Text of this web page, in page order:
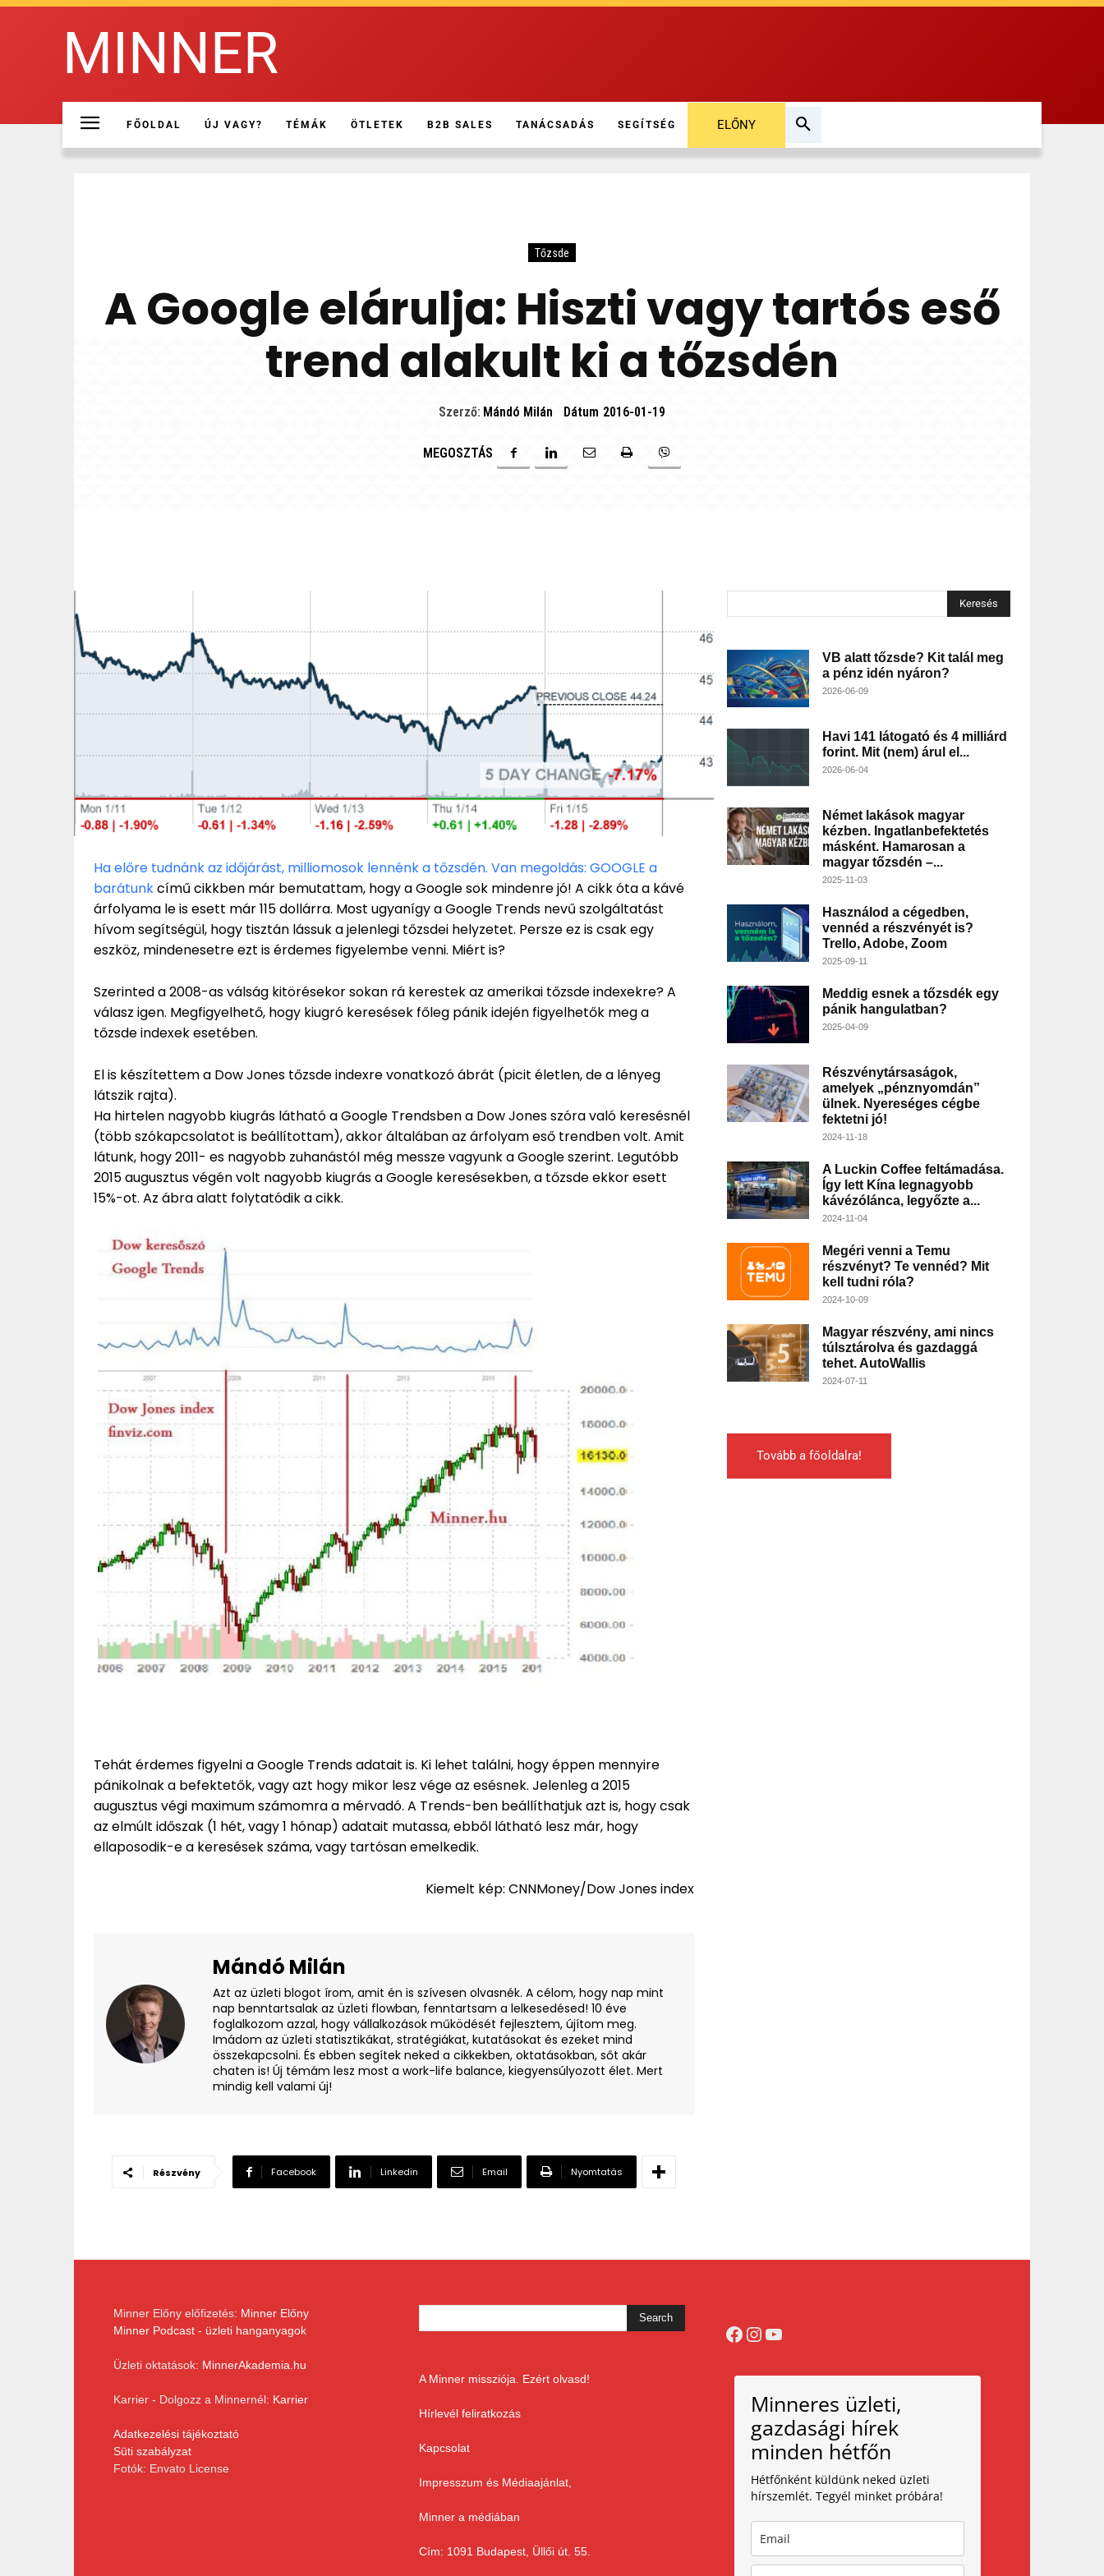
MINNER
FŐOLDAL ÚJ VAGY? TÉMÁK ÖTLETEK B2B SALES TANÁCSADÁS SEGÍTSÉG ELŐNY
Tőzsde
A Google elárulja: Hiszti vagy tartós eső
trend alakult ki a tőzsdén
Szerző: Mándó Milán Dátum 2016-01-19
MEGOSZTÁS
Ha előre tudnánk az időjárást, milliomosok lennénk a tőzsdén. Van megoldás: GOOGLE a
barátunkcímű cikkben már bemutattam, hogy a Google sok mindenre jó! A cikk óta a kávé
árfolyama le is esett már 115 dollárra. Most ugyanígy a Google Trends nevű szolgáltatást
hívom segítségül, hogy tisztán lássuk a jelenlegi tőzsdei helyzetet. Persze ez is csak egy
eszköz, mindenesetre ezt is érdemes figyelembe venni. Miért is?
Szerinted a 2008-as válság kitörésekor sokan rá kerestek az amerikai tőzsde indexekre? A
válasz igen. Megfigyelhető, hogy kiugró keresések főleg pánik idején figyelhetők meg a
tőzsde indexek esetében.
El is készítettem a Dow Jones tőzsde indexre vonatkozó ábrát (picit életlen, de a lényeg
látszik rajta).
Ha hirtelen nagyobb kiugrás látható a Google Trendsben a Dow Jones szóra való keresésnél
(több szókapcsolatot is beállítottam), akkor általában az árfolyam eső trendben volt. Amit
látunk, hogy 2011- es nagyobb zuhanástól még messze vagyunk a Google szerint. Legutóbb
2015 augusztus végén volt nagyobb kiugrás a Google keresésekben, a tőzsde ekkor esett
15%-ot. Az ábra alatt folytatódik a cikk.
Tehát érdemes figyelni a Google Trends adatait is. Ki lehet találni, hogy éppen mennyire
pánikolnak a befektetők, vagy azt hogy mikor lesz vége az esésnek. Jelenleg a 2015
augusztus végi maximum számomra a mérvadó. A Trends-ben beállíthatjuk azt is, hogy csak
az elmúlt időszak (1 hét, vagy 1 hónap) adatait mutassa, ebből látható lesz már, hogy
ellaposodik-e a keresések száma, vagy tartósan emelkedik.
Kiemelt kép: CNNMoney/Dow Jones index
Mándó Milán
Azt az üzleti blogot írom, amit én is szívesen olvasnék. A célom, hogy nap mint
nap benntartsalak az üzleti flowban, fenntartsam a lelkesedésed! 10 éve
foglalkozom azzal, hogy vállalkozások működését fejlesztem, újítom meg.
Imádom az üzleti statisztikákat, stratégiákat, kutatásokat és ezeket mind
összekapcsolni. És ebben segítek neked a cikkekben, oktatásokban, sőt akár
chaten is! Új témám lesz most a work-life balance, kiegyensúlyozott élet. Mert
mindig kell valami új!
Részvény Facebook Linkedin Email Nyomtatás
Keresés
VB alatt tőzsde? Kit talál meg
a pénz idén nyáron?
2026-06-09
Havi 141 látogató és 4 milliárd
forint. Mit (nem) árul el...
2026-06-04
Német lakások magyar
kézben. Ingatlanbefektetés
másként. Hamarosan a
magyar tőzsdén –...
2025-11-03
Használod a cégedben,
vennéd a részvényét is?
Trello, Adobe, Zoom
2025-09-11
Meddig esnek a tőzsdék egy
pánik hangulatban?
2025-04-09
Részvénytársaságok,
amelyek „pénznyomdán”
ülnek. Nyereséges cégbe
fektetni jó!
2024-11-18
A Luckin Coffee feltámadása.
Így lett Kína legnagyobb
kávézólánca, legyőzte a...
2024-11-04
Megéri venni a Temu
részvényt? Te vennéd? Mit
kell tudni róla?
2024-10-09
Magyar részvény, ami nincs
túlsztárolva és gazdaggá
tehet. AutoWallis
2024-07-11
Tovább a főoldalra!
Minner Előny előfizetés: Minner Előny
Minner Podcast - üzleti hanganyagok
Üzleti oktatások: MinnerAkademia.hu
Karrier - Dolgozz a Minnernél: Karrier
Adatkezelési tájékoztató
Süti szabályzat
Fotók: Envato License
A Minner missziója. Ezért olvasd!
Hírlevél feliratkozás
Kapcsolat
Impresszum és Médiaajánlat,
Minner a médiában
Cím: 1091 Budapest, Üllői út. 55.
Facebook
Instagram
YouTube
Minneres üzleti,
gazdasági hírek
minden hétfőn
Hétfőnként küldünk neked üzleti
hírszemlét. Tegyél minket próbára!